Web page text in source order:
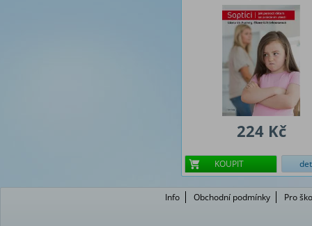
224 Kč
KOUPIT
Info Obchodní podmínky Pro